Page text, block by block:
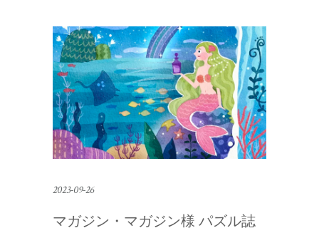
2023-09-26
マガジン・マガジン様 パズル誌